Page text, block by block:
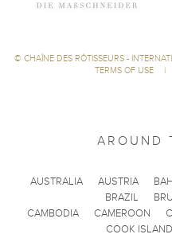
© CHAÎNE DES RÔTISSEURS -
TERMS OF USE
|
AROUND
AUSTRALIA AUSTRIA
BRAZIL
CAMBODIA
CAMEROON
COOK